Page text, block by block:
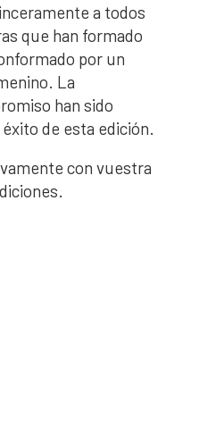
a todos
que han formado
por un
La
han sido
de esta edición.
con vuestra